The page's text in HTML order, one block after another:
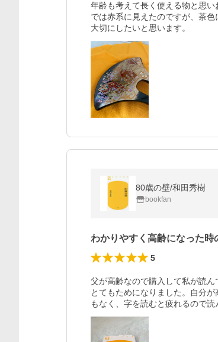
年齢も考えて長く使える物と思
では赤系に見えたのですが、茶色
大切にしたいと思います。
80歳の壁/和田秀樹
bookfan
わかりやすく高齢になった時
5
父が高齢なので購入して私が読ん
とてもためになりました。自分
もなく、字を読むと疲れるので